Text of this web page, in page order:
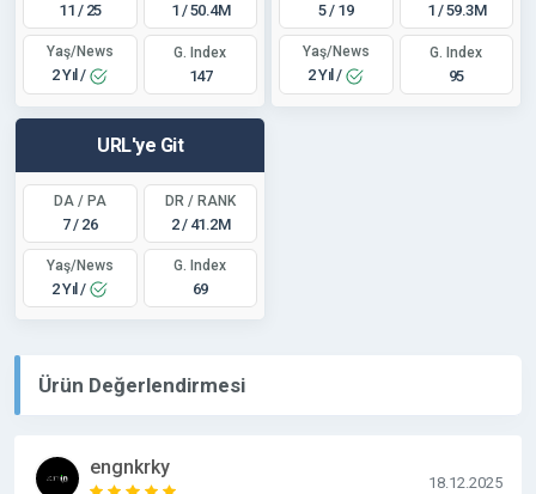
11 / 25 1 / 50.4M
Yaş/News
2 Yıl /
G. Index
147
5 / 19 1 / 59.3M
Yaş/News
2 Yıl /
G. Index
95
URL'ye Git
DA / PA
7 / 26
DR / RANK
2 / 41.2M
Yaş/News
2 Yıl /
G. Index
69
Ürün Değerlendirmesi
engnkrky
18.12.2025